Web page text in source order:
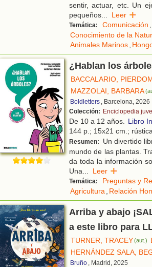
sentir, actuar, etc. Un
pequeños
Leer
Temática: Comunicación
Conocimiento de la
Animales Marinos
¿Hablan los
BACCALARIO,
MAZZOLAI, BARBARA
Boldletters , Barcelona, 2026
Colección: Enciclopedia
De 10 a 12 años. Libro
144 p.; 15x21 cm.;
Resumen:
Un divertido
mundo de las plantas.
da toda la información
Una
Leer
Temática: Preguntas y
Agricultura
Relación
Arriba y abajo
a este libro para
TURNER, TRACEY(aut.)
HERNÁNDEZ SALA,
Bruño , Madrid, 2025